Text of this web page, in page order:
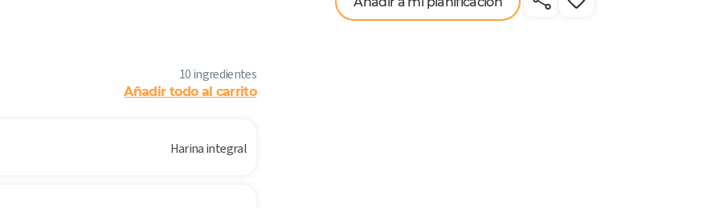
10 ingredientes
Añadir todo al carrito
Harina integral